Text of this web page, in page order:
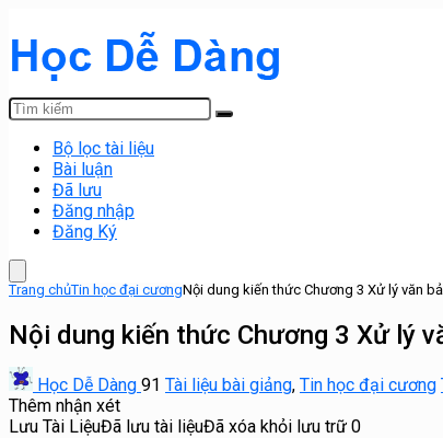
Bộ lọc tài liệu
Bài luận
Đã lưu
Đăng nhập
Đăng Ký
Trang chủTin học đại cươngNội dung kiến thức Chương 3 Xử lý văn
Nội dung kiến thức Chương 3 Xử lý
Học Dễ Dàng 91 Tài liệu bài giảng, Tin học đại cương
Thêm nhận xét
Lưu Tài LiệuĐã lưu tài liệuĐã xóa khỏi lưu trữ 0